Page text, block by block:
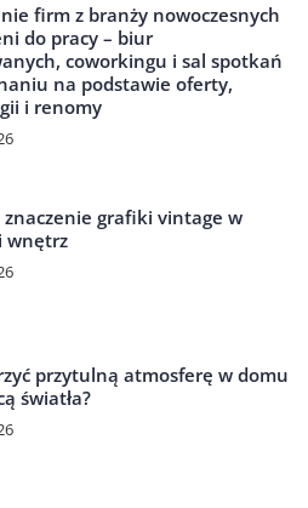
firm z branży nowoczesnych
do pracy – biur
coworkingu i sal spotkań
na podstawie oferty,
i renomy
znaczenie grafiki vintage w
wnętrz
przytulną atmosferę w domu
światła?